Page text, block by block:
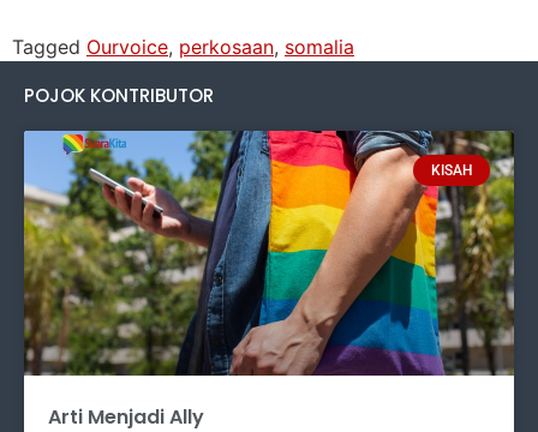
Tagged Ourvoice, perkosaan, somalia
POJOK KONTRIBUTOR
KISAH
Arti Menjadi Ally